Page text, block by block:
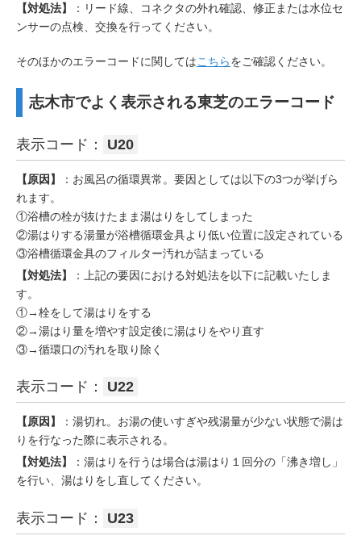
【対処法】
：リード線、コネクタの外れ確認、修正または水位セ
ンサーの点検、交換を行ってください。
そのほかのエラーコードに関してはこちらをご確認ください。
志木市でよく表示される東芝のエラーコード
表示コード： U20
【原因】
：お風呂の循環異常。要因としては以下の3つが挙げら
れます。
①浴槽の栓が抜けたまま湯はりをしてしまった
②湯はりする湯量が浴槽循環金具より低い位置に設定されている
③浴槽循環金具のフィルター汚れが詰まっている
【対処法】
：上記の要因における対処法を以下に記載いたしま
す。
①→栓をして湯はりをする
②→湯はり量を増やす設定後に湯はりをやり直す
③→循環口の汚れを取り除く
表示コード： U22
【原因】
：湯切れ。お湯の使いすぎや残湯量が少ない状態で湯は
りを行なった際に表示される。
【対処法】
：湯はりを行うは場合は湯はり１回分の「沸き増し」
を行い、湯はりをし直してください。
表示コード： U23